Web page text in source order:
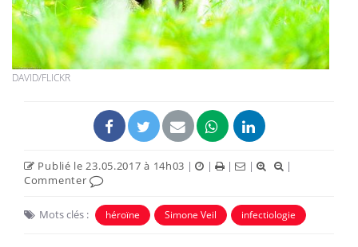
DAVID/FLICKR
Publié le 23.05.2017 à 14h03 | | | |
|
Commenter
Mots clés : héroïne Simone Veil infectiologie